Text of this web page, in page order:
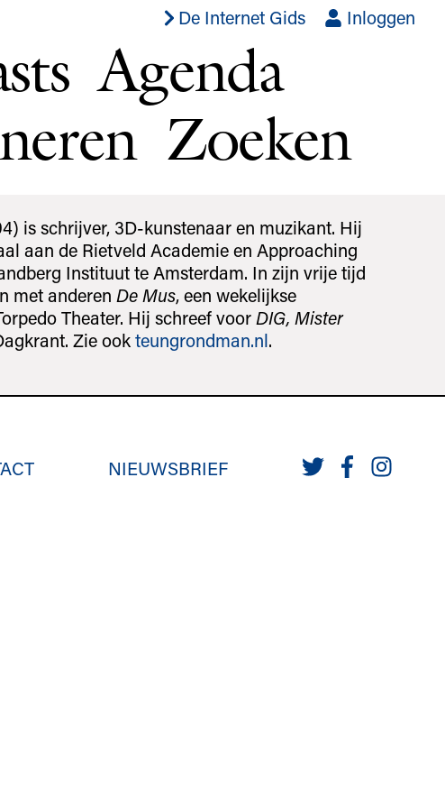
De Internet Gids Inloggen
Agenda
Zoeken
is schrijver, 3D-kunstenaar en muzikant. Hij
aan de Rietveld Academie en Approaching
Instituut te Amsterdam. In zijn vrije tijd
met anderen De Mus, een wekelijkse
Theater. Hij schreef voor DIG, Mister
Zie ookteungrondman.nl.
NIEUWSBRIEF